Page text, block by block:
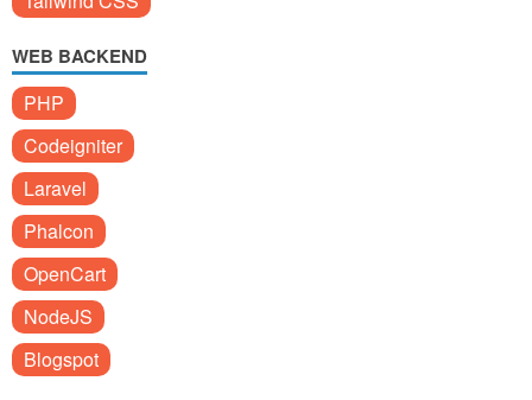
WEB BACKEND
PHP
Codeigniter
Laravel
Phalcon
OpenCart
NodeJS
Blogspot